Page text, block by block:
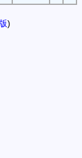
)